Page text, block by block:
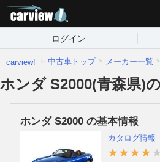
ログイン
carview! 中古車トップ メーカー一覧
ホンダ S2000(青森県)
ホンダ S2000 の基本情報
カタログ情報